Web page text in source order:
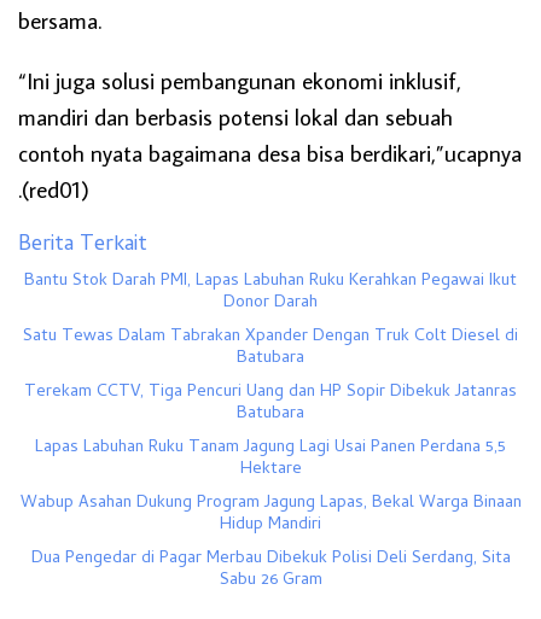
bersama.
“Ini juga solusi pembangunan ekonomi inklusif,
mandiri dan berbasis potensi lokal dan sebuah
contoh nyata bagaimana desa bisa berdikari,”ucapnya
.(red01)
Berita Terkait
Bantu Stok Darah PMI, Lapas Labuhan Ruku Kerahkan Pegawai Ikut
Donor Darah
Satu Tewas Dalam Tabrakan Xpander Dengan Truk Colt Diesel di
Batubara
Terekam CCTV, Tiga Pencuri Uang dan HP Sopir Dibekuk Jatanras
Batubara
Lapas Labuhan Ruku Tanam Jagung Lagi Usai Panen Perdana 5,5
Hektare
Wabup Asahan Dukung Program Jagung Lapas, Bekal Warga Binaan
Hidup Mandiri
Dua Pengedar di Pagar Merbau Dibekuk Polisi Deli Serdang, Sita
Sabu 26 Gram